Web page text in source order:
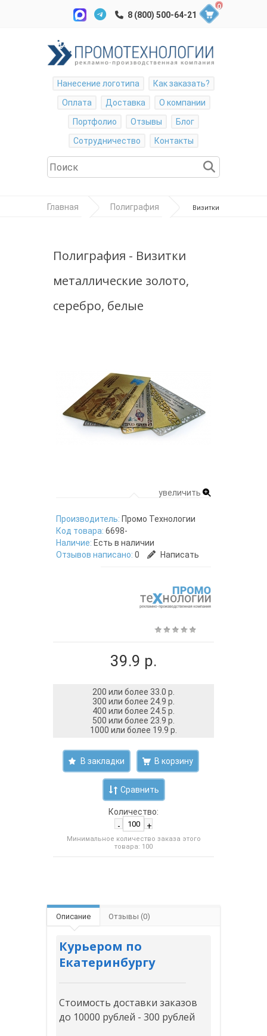
0
Нанесение логотипа
Как заказать?
Оплата
Доставка
О компании
Портфолио
Отзывы
Блог
Сотрудничество
Контакты
Главная Полиграфия Визитки
Полиграфия - Визитки
металлические золото,
серебро, белые
увеличить
Производитель: Промо Технологии
Код товара: 6698-
Наличие: Есть в наличии
Отзывов написано: 0 Написать
39.9 р.
200 или более 33.0 р.
300 или более 24.9 р.
400 или более 24.5 р.
500 или более 23.9 р.
1000 или более 19.9 р.
В закладки
Сравнить
Количество:
-
+
Минимальное количество заказа этого
товара: 100
Описание Отзывы (0)
Курьером по
Екатеринбургу
Стоимость доставки заказов
до 10000 рублей - 300 рублей